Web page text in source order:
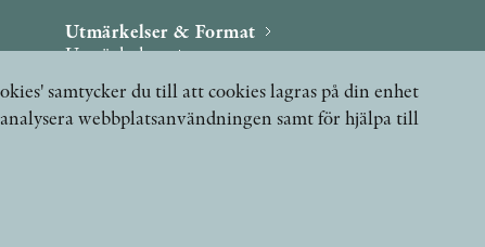
Utmärkelser & Format
Utmärkelser
Övriga format
samtycker du till att cookies lagras på din enhet
webbplatsanvändningen samt för hjälpa till